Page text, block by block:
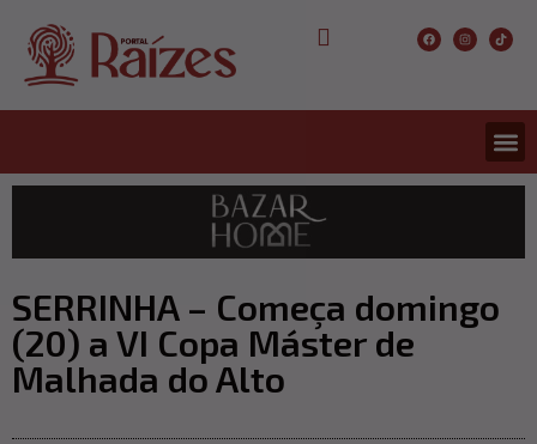
SERRINHA – Começa domingo
(20) a VI Copa Máster de
Malhada do Alto